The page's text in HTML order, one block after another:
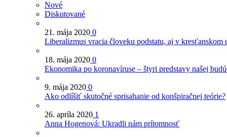
Nové
Diskutované
21. mája 2020 0
Liberalizmus vracia človeku podstatu, aj v kresťanskom
18. mája 2020 0
Ekonomika po koronavíruse – štyri predstavy našej
9. mája 2020 0
Ako odlíšiť skutočné sprisahanie od konšpiračnej teórie?
26. apríla 2020 1
Anna Hogenová: Ukradli nám prítomnosť